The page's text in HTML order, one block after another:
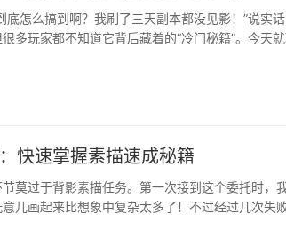
底怎么搞到啊？我刷了三天副本都没见影！”说实
多玩家都不知道它背后藏着的“冷门秘籍”。今天就
快速掌握素描速成秘籍
莫过于背影素描任务。第一次接到这个委托时，
儿画起来比想象中复杂太多了！不过经过几次失